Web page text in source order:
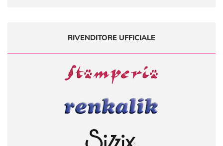
RIVENDITORE UFFICIALE